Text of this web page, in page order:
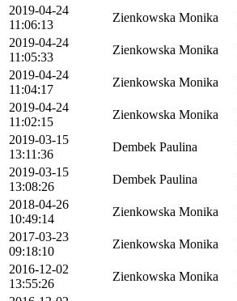
2019-04-24
11:06:13
Zienkowska Monika
2019-04-24
11:05:33
Zienkowska Monika
2019-04-24
11:04:17
Zienkowska Monika
2019-04-24
11:02:15
Zienkowska Monika
2019-03-15
13:11:36
Dembek Paulina
2019-03-15
13:08:26
Dembek Paulina
2018-04-26
10:49:14
Zienkowska Monika
2017-03-23
09:18:10
Zienkowska Monika
2016-12-02
13:55:26
Zienkowska Monika